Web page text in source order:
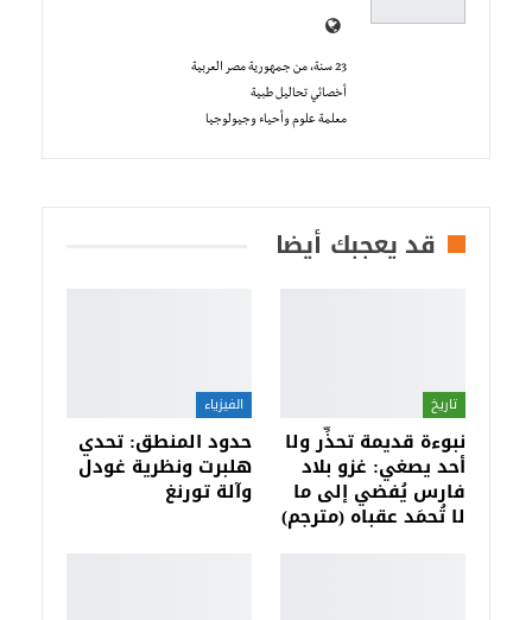
23 سنة، من جمهورية مصر العربية
أخصائي تحاليل طبية
معلمة علوم وأحياء وجيولوجيا
قد يعجبك أيضا
تاريخ
نبوءة قديمة تحذِّر ولا
أحد يصغي: غزو بلاد
فارس يُفضي إلى ما
لا تُحمَد عقباه (مترجم)
الفيزياء
حدود المنطق: تحدي
هلبرت ونظرية غودل
وآلة تورنغ